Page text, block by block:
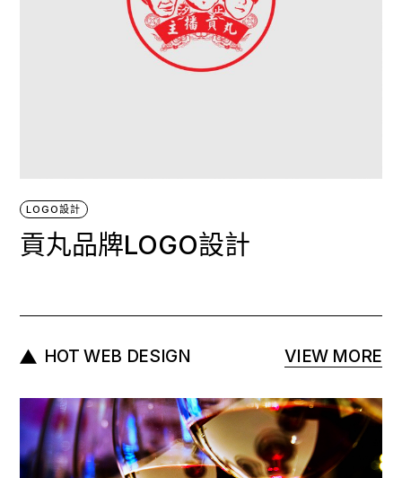
LOGO設計
貢丸品牌LOGO設計
HOT WEB DESIGN VIEW MORE